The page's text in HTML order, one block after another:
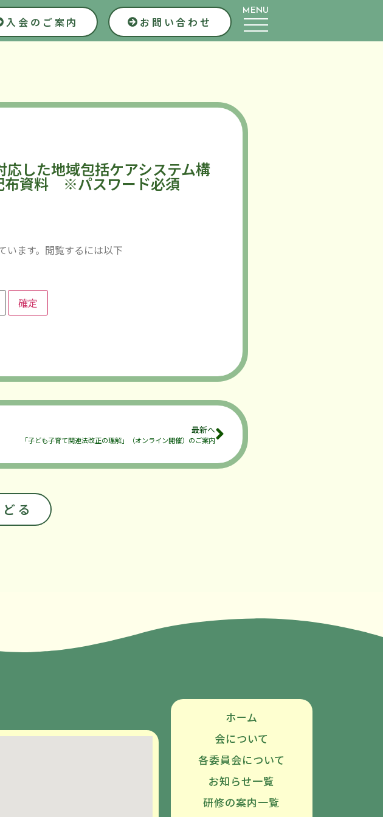
入会のご案内 お問い合わせ
MENU
した地域包括ケアシステム構
布資料 ※パスワード必須
います。閲覧するには以下
最新へ
「子ども子育て関連法改正の理解」（オンライン開催）のご案内
る
ホーム
会について
各委員会について
お知らせ一覧
研修の案内一覧